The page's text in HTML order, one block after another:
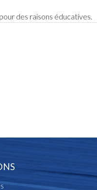
des raisons éducatives.